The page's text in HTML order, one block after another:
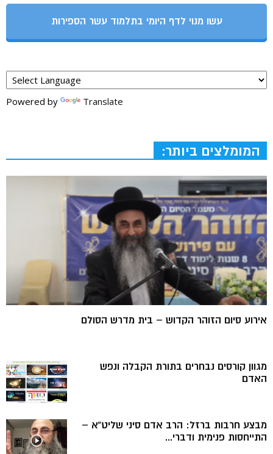
עשו מנוי לדף היומי בתלמוד עשר הספירות
Powered by Translate
המומלצים ביותר:
אירוע סיום הזוהר הקדוש – בית מדרש הסולם
מגוון קורסים נבחרים בתורת הקבלה ונפש
האדם
מבצע חרבות ברזל: הרב אדם סיני שליט”א –
התייחסות פנימית ודברי...